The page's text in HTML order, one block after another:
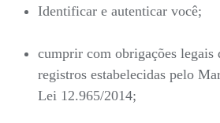
Identificar e autenticar você;
cumprir com obrigações legais
registros estabelecidas pelo
Lei 12.965/2014;